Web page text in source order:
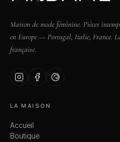
Maison de mode féminine. Pièces
en Europe — Portugal, Italie, France.
française.
LA MAISON
Accueil
Boutique